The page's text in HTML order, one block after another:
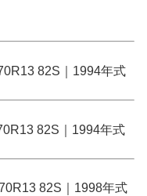
82S｜1994年式
82S｜1994年式
82S｜1998年式